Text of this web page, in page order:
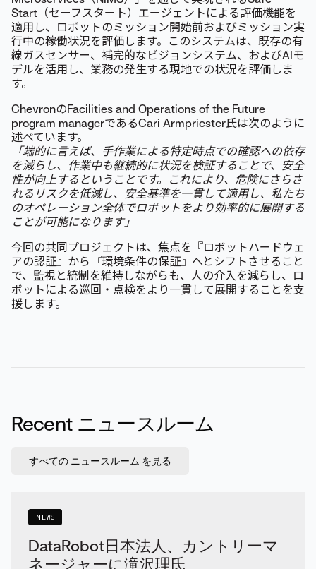
Start（セーフスタート）エージェントによる評価機能を
適用し、ロボットのミッション開始前およびミッション実
行中の稼働状況を評価します。このシステムは、既存の有
線ガスセンサー、補完的なビジョンシステム、およびAIモ
デルを活用し、業務の発生する現地での状況を評価しま
す。
ChevronのFacilities and Operations of the Future
program managerであるCari Armpriester氏は次のように
述べています。
「端的に言えば、手作業による特定時点での確認への依存
を減らし、作業中も継続的に状況を検証することで、安全
性が向上するということです。これにより、危険にさらさ
れるリスクを低減し、安全基準を一貫して適用し、私たち
のオペレーション全体でロボットをより効率的に展開する
ことが可能になります」
今回の共同プロジェクトは、焦点を『ロボットハードウェ
アの認証』から『環境条件の保証』へとシフトさせること
で、監視と統制を維持しながらも、人の介入を減らし、ロ
ボットによる巡回・点検をより一貫して展開することを支
援します。
Recent ニュースルーム
すべての ニュースルーム を見る
NEWS
DataRobot日本法人、カントリーマ
ネージャーに滝沢理氏